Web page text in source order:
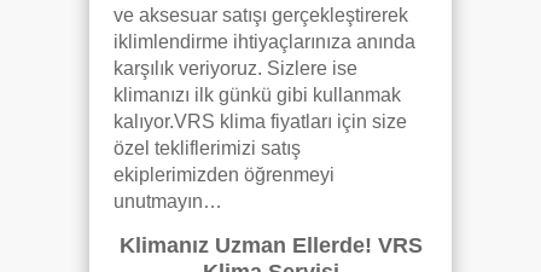
ve aksesuar satışı gerçekleştirerek
iklimlendirme ihtiyaçlarınıza anında
karşılık veriyoruz. Sizlere ise
klimanızı ilk günkü gibi kullanmak
kalıyor.VRS klima fiyatları için size
özel tekliflerimizi satış
ekiplerimizden öğrenmeyi
unutmayın…
Klimanız Uzman Ellerde! VRS